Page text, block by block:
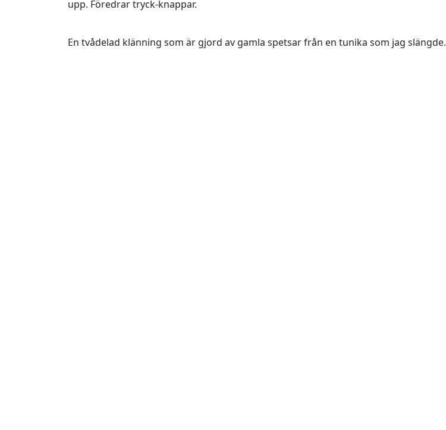
upp. Föredrar tryck-knappar.
En tvådelad klänning som är gjord av gamla spetsar från en tunika som jag slängde.